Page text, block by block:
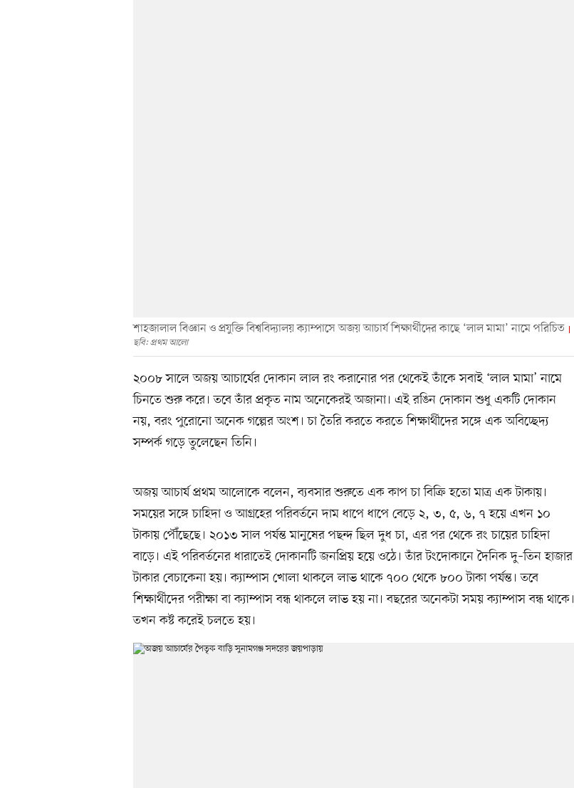
শাহজালাল বিজ্ঞান ও প্রযুক্তি বিশ্ববিদ্যালয় ক্যাম্পাসে অজয় আচার্য শিক্ষার্থীদের কাছে ‘লাল মামা’ নামে পরিচিত
ছবি: প্রথম আলো
২০০৮ সালে অজয় আচার্যের দোকান লাল রং করানোর পর থেকেই তাঁকে সবাই ‘লাল মামা’ নামে
চিনতে শুরু করে। তবে তাঁর প্রকৃত নাম অনেকেরই অজানা। এই রঙিন দোকান শুধু একটি দোকান
নয়, বরং পুরোনো অনেক গল্পের অংশ। চা তৈরি করতে করতে শিক্ষার্থীদের সঙ্গে এক অবিচ্ছেদ্য
সম্পর্ক গড়ে তুলেছেন তিনি।
অজয় আচার্য প্রথম আলোকে বলেন, ব্যবসার শুরুতে এক কাপ চা বিক্রি হতো মাত্র এক টাকায়।
সময়ের সঙ্গে চাহিদা ও আগ্রহের পরিবর্তনে দাম ধাপে ধাপে বেড়ে ২, ৩, ৫, ৬, ৭ হয়ে এখন ১০
টাকায় পৌঁছেছে। ২০১৩ সাল পর্যন্ত মানুষের পছন্দ ছিল দুধ চা, এর পর থেকে রং চায়ের চাহিদা
বাড়ে। এই পরিবর্তনের ধারাতেই দোকানটি জনপ্রিয় হয়ে ওঠে। তাঁর টংদোকানে দৈনিক দু–তিন হাজার
টাকার বেচাকেনা হয়। ক্যাম্পাস খোলা থাকলে লাভ থাকে ৭০০ থেকে ৮০০ টাকা পর্যন্ত। তবে
শিক্ষার্থীদের পরীক্ষা বা ক্যাম্পাস বন্ধ থাকলে লাভ হয় না। বছরের অনেকটা সময় ক্যাম্পাস বন্ধ থাকে।
তখন কষ্ট করেই চলতে হয়।